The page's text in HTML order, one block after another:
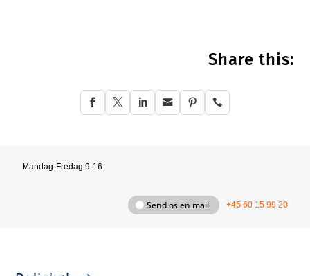
Share this:
     
Mandag-Fredag 9-16
Send os en mail +45 60 15 99 20